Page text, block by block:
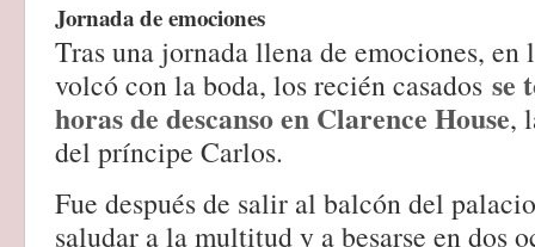
Jornada de emociones
Tras una jornada llena de emociones, en
volcó con la boda, los recién casados se
horas de descanso en Clarence House,
del príncipe Carlos.
Fue después de salir al balcón del
saludar a la multitud y a besarse en dos